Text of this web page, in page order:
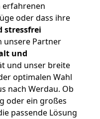
erfahrenen
oder dass ihre
stressfrei
unsere Partner
und
und unser breite
optimalen Wahl
nach Werdau. Ob
oder ein großes
passende Lösung